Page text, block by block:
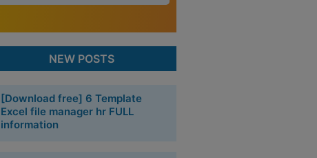
NEW POSTS
[Download free] 6 Template
Excel file manager hr FULL
information